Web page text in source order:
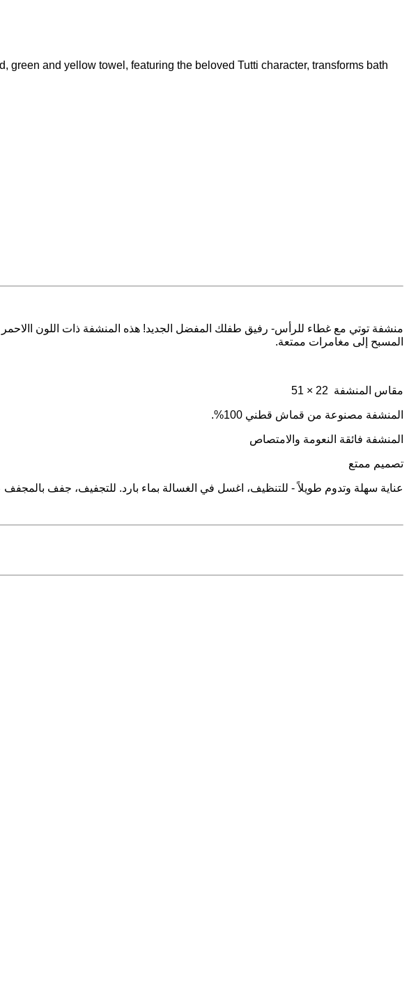
and yellow towel, featuring the beloved Tutti character, transforms bath
منشفة توتي مع غطاء للرأس- رفيق طفلك المفضل الجديد! هذه المنشفة ذات اللون االاحمر
المسبح إلى مغامرات ممتعة.
مقاس المنشفة 22 × 51
المنشفة مصنوعة من قماش قطني
المنشفة فائقة النعومة والامتصاص
تصميم ممتع
عناية سهلة وتدوم طويلاً- للتنظيف، اغسل في الغسالة بماء بارد. للتجفيف، جفف بالمجفف